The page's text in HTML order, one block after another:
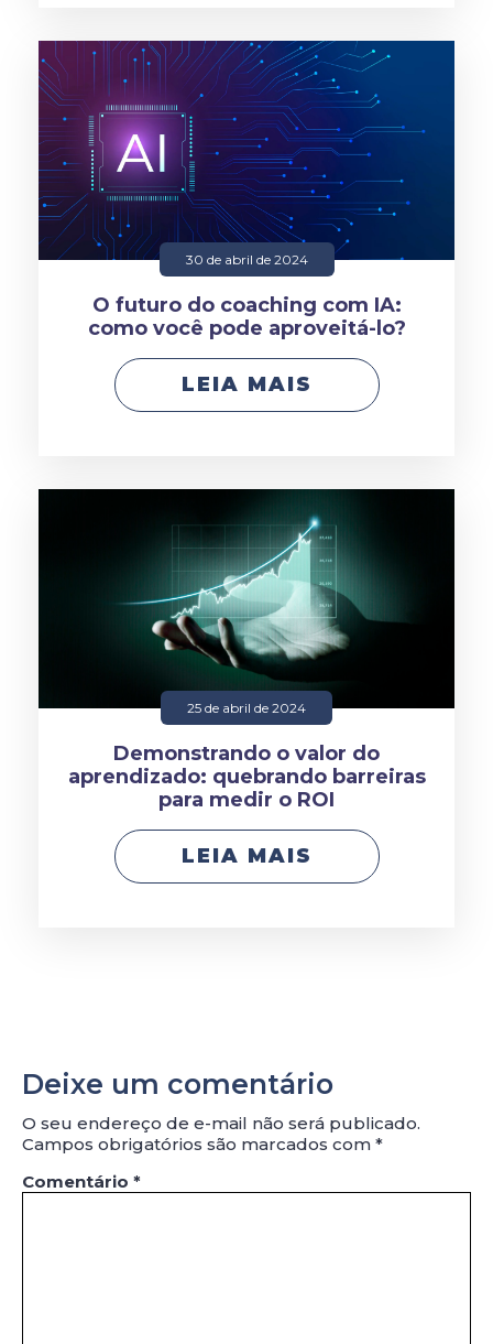
30 de abril de 2024
O futuro do coaching com IA:
como você pode aproveitá-lo?
LEIA MAIS
25 de abril de 2024
Demonstrando o valor do
aprendizado: quebrando barreiras
para medir o ROI
LEIA MAIS
Deixe um comentário
O seu endereço de e-mail não será publicado.
Campos obrigatórios são marcados com *
Comentário *